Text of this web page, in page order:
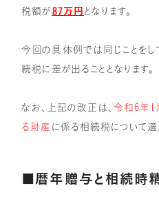
税額が 87万円 となります。
今回の具体例では同じことを
続税に差が出ることとなります。
なお、上記の改正は、 令和6年1
る財産 に係る相続税について適
■暦年贈与と相続時